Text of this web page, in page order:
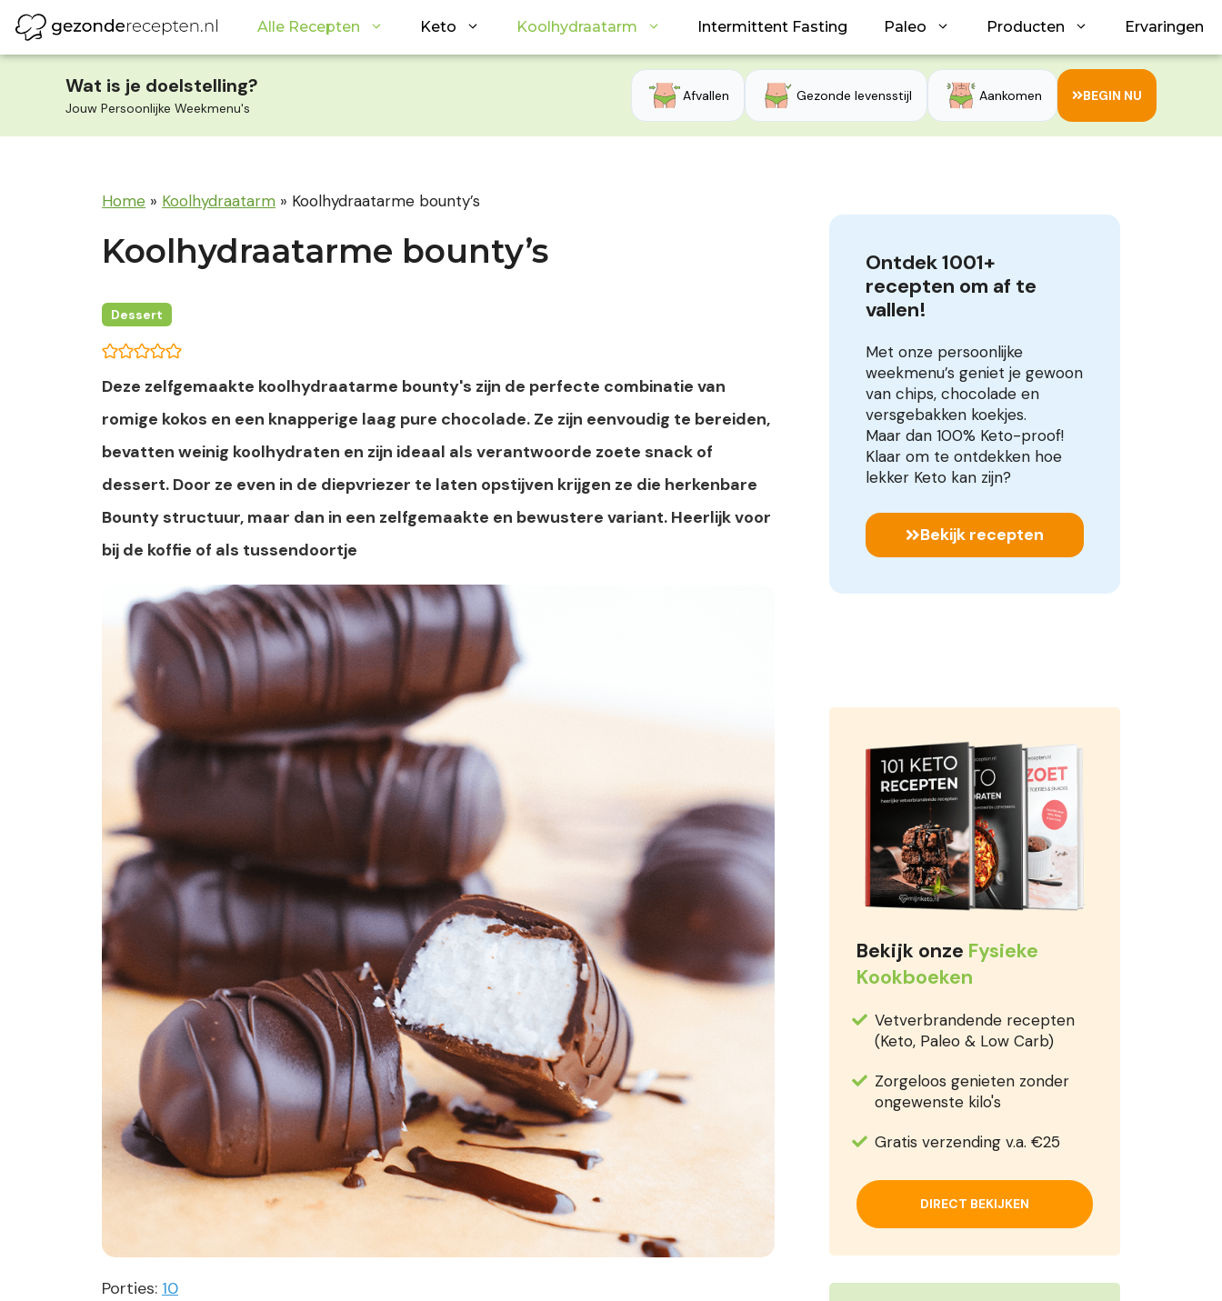
naar
de
Alle Recepten Keto Koolhydraatarm Intermittent Fasting Paleo Producten Ervaringen
Wat is je doelstelling?
Jouw Persoonlijke Weekmenu's
Afvallen Gezonde levensstijl Aankomen BEGIN NU
Home » Koolhydraatarm » Koolhydraatarme bounty’s
Koolhydraatarme bounty’s
Dessert
Deze zelfgemaakte koolhydraatarme bounty's zijn de perfecte combinatie van
romige kokos en een knapperige laag pure chocolade. Ze zijn eenvoudig te bereiden,
bevatten weinig koolhydraten en zijn ideaal als verantwoorde zoete snack of
dessert. Door ze even in de diepvriezer te laten opstijven krijgen ze die herkenbare
Bounty structuur, maar dan in een zelfgemaakte en bewustere variant. Heerlijk voor
bij de koffie of als tussendoortje
Porties: 10
Ontdek 1001+
recepten om af te
vallen!
Met onze persoonlijke
weekmenu’s geniet je gewoon
van chips, chocolade en
versgebakken koekjes.
Maar dan 100% Keto-proof!
Klaar om te ontdekken hoe
lekker Keto kan zijn?
Bekijk recepten
Bekijk onze Fysieke
Kookboeken
Vetverbrandende recepten
(Keto, Paleo & Low Carb)
Zorgeloos genieten zonder
ongewenste kilo's
Gratis verzending v.a. €25
DIRECT BEKIJKEN